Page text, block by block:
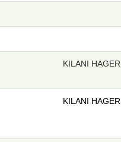
KILANI HAGER
KILANI HAGER